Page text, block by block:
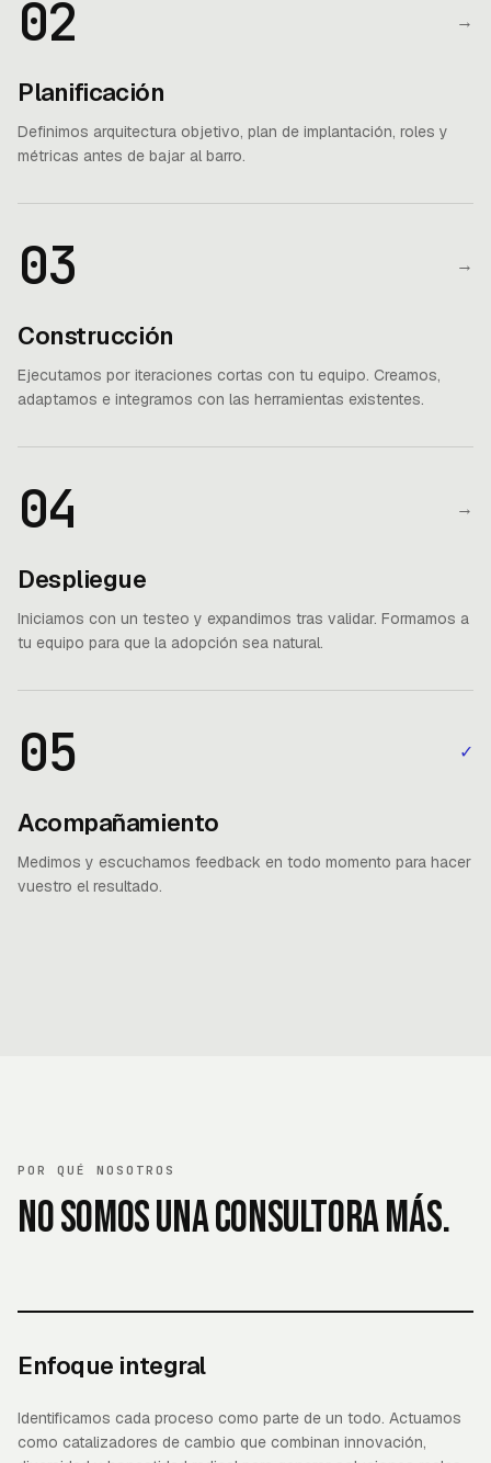
02 →
Planificación
Definimos arquitectura objetivo, plan de implantación, roles y
métricas antes de bajar al barro.
03 →
Construcción
Ejecutamos por iteraciones cortas con tu equipo. Creamos,
adaptamos e integramos con las herramientas existentes.
04 →
Despliegue
Iniciamos con un testeo y expandimos tras validar. Formamos a
tu equipo para que la adopción sea natural.
05 ✓
Acompañamiento
Medimos y escuchamos feedback en todo momento para hacer
vuestro el resultado.
POR QUÉ NOSOTROS
No somos una consultora más.
Enfoque integral
Identificamos cada proceso como parte de un todo. Actuamos
como catalizadores de cambio que combinan innovación,